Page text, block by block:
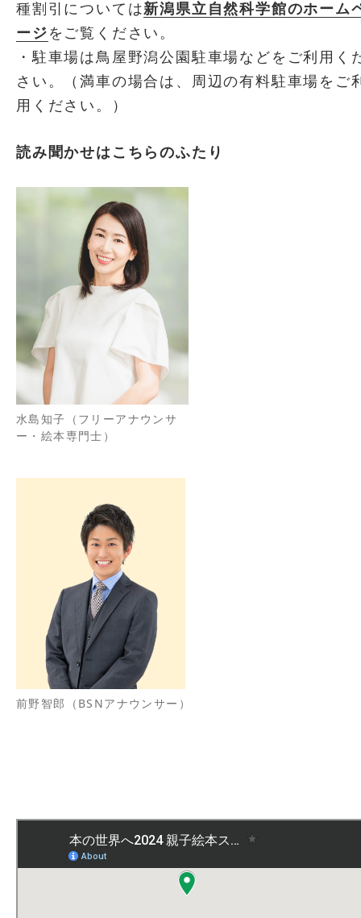
種割引については新潟県立自然科学館のホーム
ージ をご覧ください。
・駐車場は鳥屋野潟公園駐車場などをご利用く
さい。（満車の場合は、周辺の有料駐車場をご
用ください。）
読み聞かせはこちらのふたり
水島知子（フリーアナウンサ
ー・絵本専門士）
前野智郎（BSNアナウンサー）